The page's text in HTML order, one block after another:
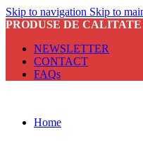
Skip to navigation Skip to
PRODUSE DE
NEWSLETTER
CONTACT
FAQs
Home